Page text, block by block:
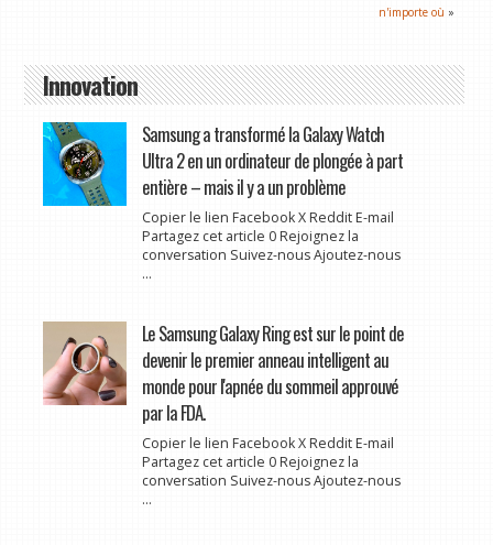
n'importe où »
Innovation
Samsung a transformé la Galaxy Watch
Ultra 2 en un ordinateur de plongée à part
entière – mais il y a un problème
Copier le lien Facebook X Reddit E-mail
Partagez cet article 0 Rejoignez la
conversation Suivez-nous Ajoutez-nous
...
Le Samsung Galaxy Ring est sur le point de
devenir le premier anneau intelligent au
monde pour l'apnée du sommeil approuvé
par la FDA.
Copier le lien Facebook X Reddit E-mail
Partagez cet article 0 Rejoignez la
conversation Suivez-nous Ajoutez-nous
...